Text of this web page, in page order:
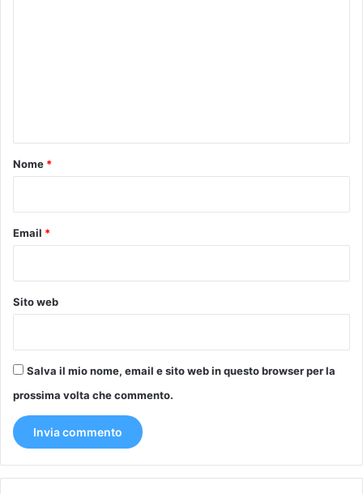
o
Nome *
Email *
Sito web
Salva il mio nome, email e sito web in questo browser per la
prossima volta che commento.